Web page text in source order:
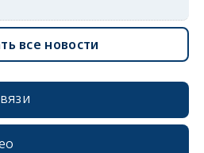
все новости